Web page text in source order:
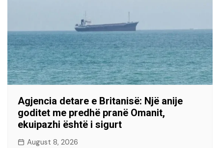
Agjencia detare e Britanisë: Një anije
goditet me predhë pranë Omanit,
ekuipazhi është i sigurt
August 8, 2026